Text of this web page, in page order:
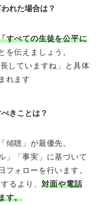
れた場合は？
すべての生徒を公平に
を伝えましょう。
していますね」と具体
れます
きことは？
傾聴」が最優先。
」「事実」に基づいて
フォローを行います。
るより、対面や電話
す。